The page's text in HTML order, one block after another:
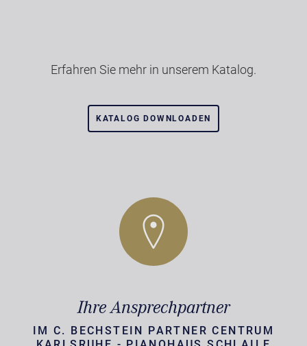
Erfahren Sie mehr in unserem Katalog.
KATALOG DOWNLOADEN
Ihre Ansprechpartner
IM C. BECHSTEIN PARTNER CENTRUM